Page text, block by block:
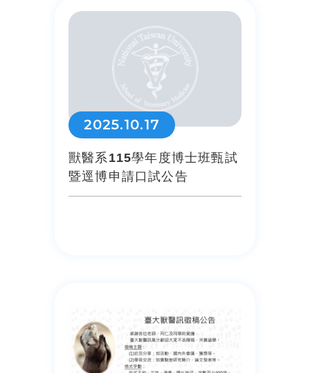
2025.10.17
獸醫系115學年度博士班甄試
暨逕博申請口試公告